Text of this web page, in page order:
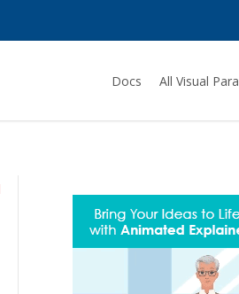
Docs All Visual